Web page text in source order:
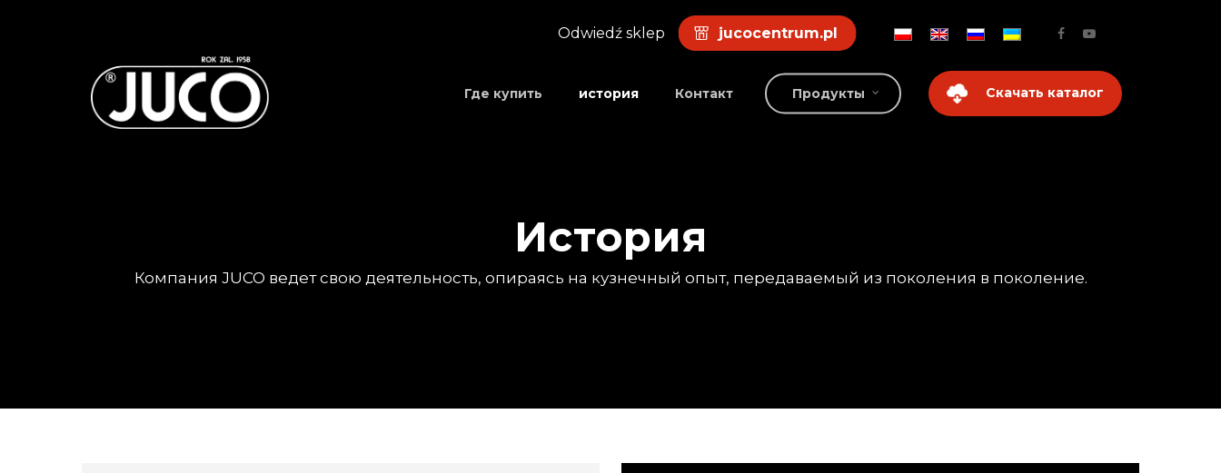
Odwiedź sklep jucocentrum.pl
Где купить история Контакт Продукты Скачать каталог
История
Компания JUCO ведет свою деятельность, опираясь на кузнечный опыт, передаваемый из поколения в поколение.